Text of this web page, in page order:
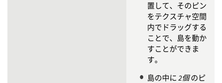
置して、そのピン
をテクスチャ空間
内でドラッグする
ことで、島を動か
すことができま
す。
島の中に 2個のピ